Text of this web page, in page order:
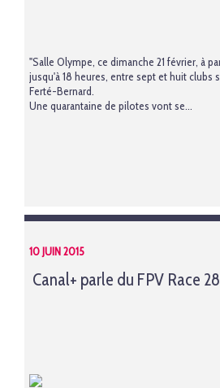
"Salle Olympe, ce dimanche 21 février, à
jusqu'à 18 heures, entre sept et huit clubs
Ferté-Bernard.
Une quarantaine de pilotes vont se...
10 JUIN 2015
Canal+ parle du FPV Race